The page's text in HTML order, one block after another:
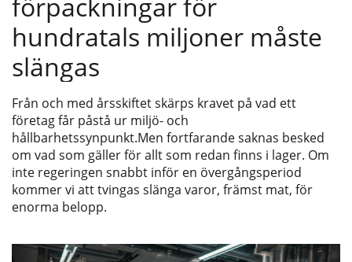
hundratals miljoner måste
slängas
Från och med årsskiftet skärps kravet på vad ett
företag får påstå ur miljö- och
hållbarhetssynpunkt.Men fortfarande saknas besked
om vad som gäller för allt som redan finns i lager. Om
inte regeringen snabbt inför en övergångsperiod
kommer vi att tvingas slänga varor, främst mat, för
enorma belopp.